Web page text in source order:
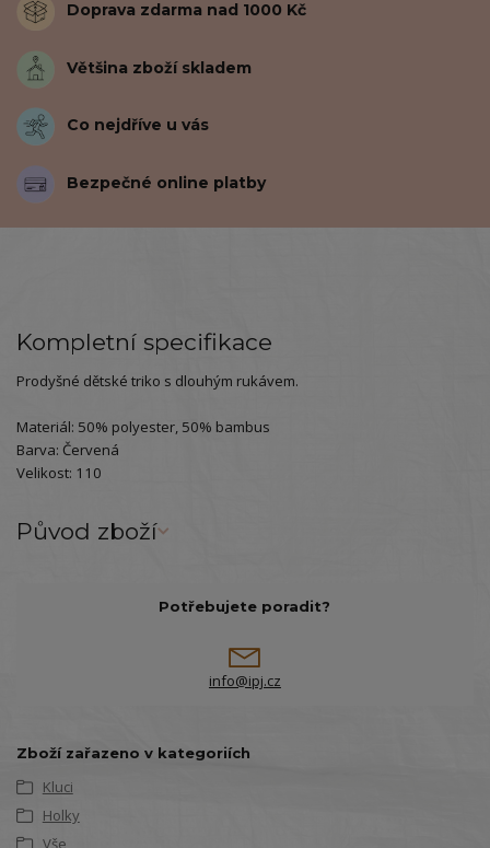
Doprava zdarma nad 1000 Kč
Většina zboží skladem
Co nejdříve u vás
Bezpečné online platby
Kompletní specifikace
Prodyšné dětské triko s dlouhým rukávem.
Materiál: 50% polyester, 50% bambus
Barva: Červená
Velikost: 110
Původ zboží
Potřebujete poradit?
info@ipj.cz
Zboží zařazeno v kategoriích
Kluci
Holky